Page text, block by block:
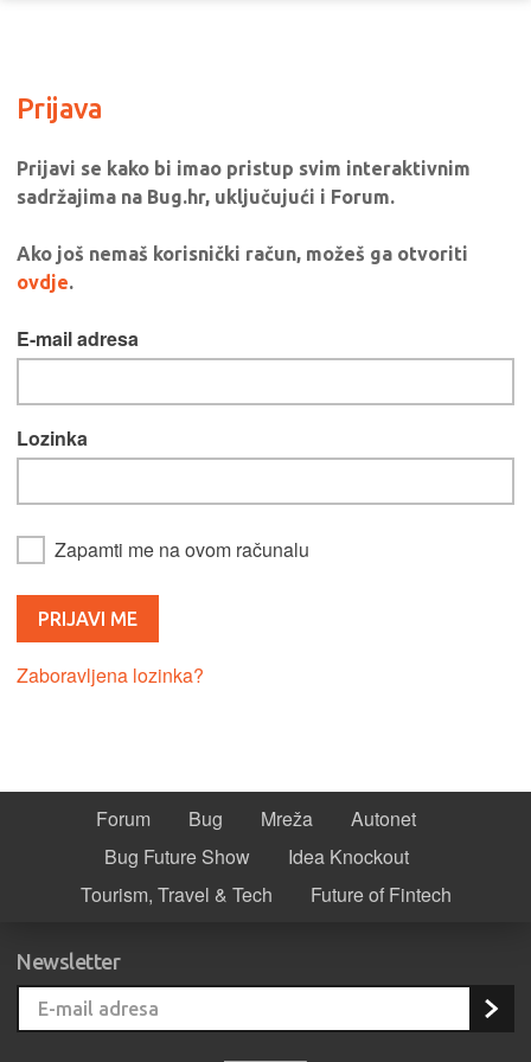
Prijava
Prijavi se kako bi imao pristup svim interaktivnim
sadržajima na Bug.hr, uključujući i Forum.
Ako još nemaš korisnički račun, možeš ga otvoriti
ovdje.
E-mail adresa
Lozinka
Zapamti me na ovom računalu
Zaboravljena lozinka?
Forum Bug Mreža
Autonet
Bug Future Show
Idea Knockout
Tourism, Travel & Tech
Future of Fintech
Newsletter